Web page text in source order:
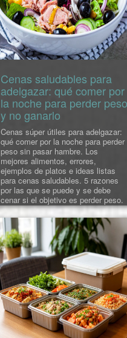
Cenas saludables para
adelgazar: qué comer por
la noche para perder peso
y no ganarlo
Cenas súper útiles para adelgazar:
qué comer por la noche para perder
peso sin pasar hambre. Los
mejores alimentos, errores,
ejemplos de platos e ideas listas
para cenas saludables. 5 razones
por las que se puede y se debe
cenar si el objetivo es perder peso.
En este artículo descubrirás por qué
dejar de cenar provoca un aumento
de peso y qué le sucede al
organismo cuando se sigue una
dieta dur